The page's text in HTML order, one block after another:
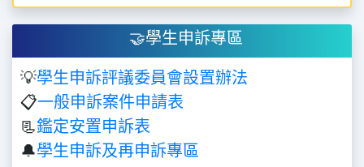
🤝學生申訴專區
💡學生申訴評議委員會設置辦法
📋一般申訴案件申請表
📃鑑定安置申訴表
🔔學生申訴及再申訴專區